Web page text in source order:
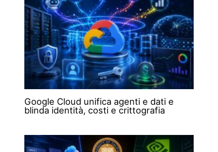
Google Cloud unifica agenti e dati e
blinda identità, costi e crittografia